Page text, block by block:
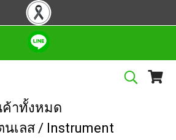
าทั้งหมด
เลส / Instrument